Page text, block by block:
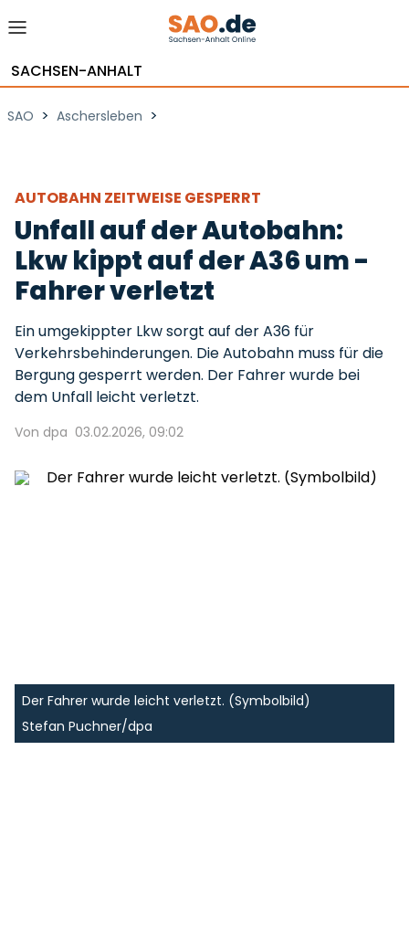
SACHSEN-ANHALT
SAO > Aschersleben >
AUTOBAHN ZEITWEISE GESPERRT
Unfall auf der Autobahn:
Lkw kippt auf der A36 um -
Fahrer verletzt
Ein umgekippter Lkw sorgt auf der A36 für
Verkehrsbehinderungen. Die Autobahn muss für die
Bergung gesperrt werden. Der Fahrer wurde bei
dem Unfall leicht verletzt.
Von dpa 03.02.2026, 09:02
Der Fahrer wurde leicht verletzt. (Symbolbild)
Stefan Puchner/dpa